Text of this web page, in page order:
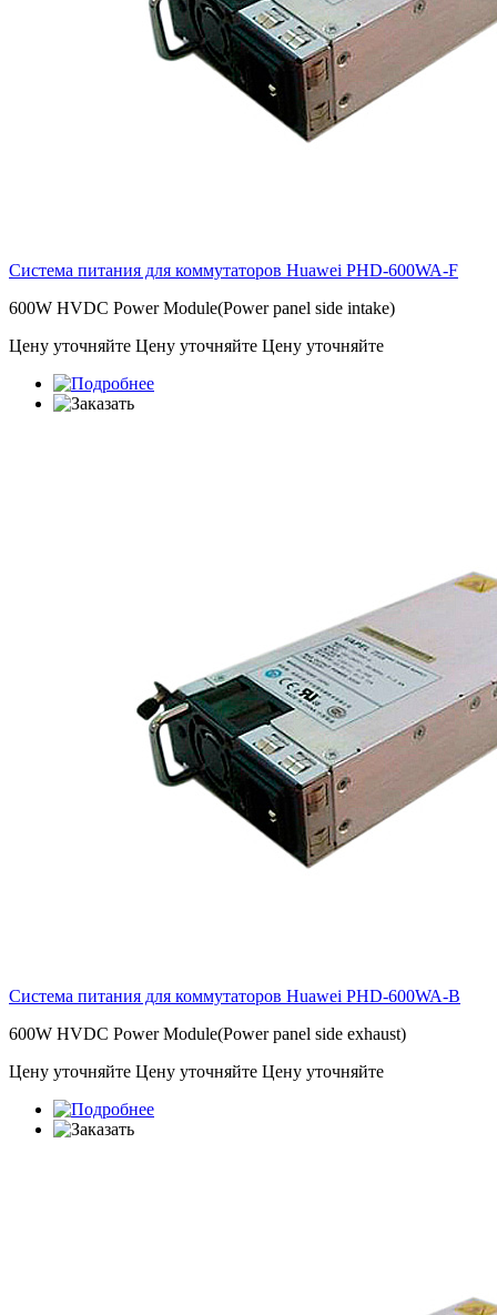
Система питания для коммутаторов Huawei PHD-600WA-F
600W HVDC Power Module(Power panel side intake)
Цену уточняйте Цену уточняйте Цену уточняйте
Система питания для коммутаторов Huawei PHD-600WA-B
600W HVDC Power Module(Power panel side exhaust)
Цену уточняйте Цену уточняйте Цену уточняйте